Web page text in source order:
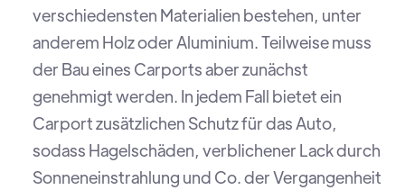
verschiedensten Materialien bestehen, unter
anderem Holz oder Aluminium. Teilweise muss
der Bau eines Carports aber zunächst
genehmigt werden. In jedem Fall bietet ein
Carport zusätzlichen Schutz für das Auto,
sodass Hagelschäden, verblichener Lack durch
Sonneneinstrahlung und Co. der Vergangenheit